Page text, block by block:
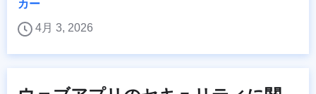
カー
4月 3, 2026